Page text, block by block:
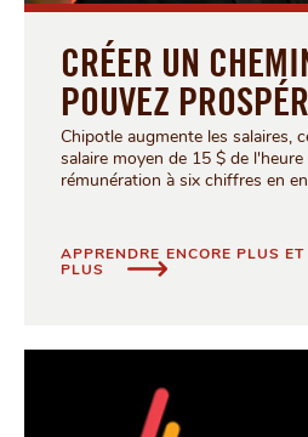
CRÉER UN
POUVEZ
Chipotle augmente les salaires,
salaire moyen de 15 $ de
rémunération à six chiffres en
APPRENDRE ENCORE PLUS
PLUS
CRÉER UN CHEMIN OÙ